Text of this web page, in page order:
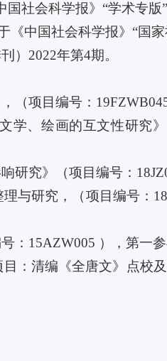
社会科学报》“学术专版”
中国社会科学报》“国家
）2022年第4期。
（项目编号：
学、绘画的互文性研究
研究》（项目编号：
与研究，（项目编号：
：15AZW005 ），第一参
：清编《全唐文》点校